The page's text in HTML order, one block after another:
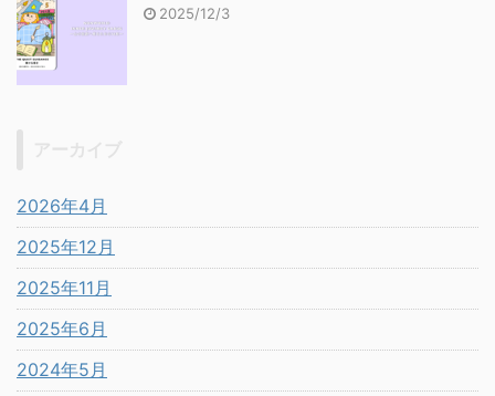
2025/12/3
2026年4月
2025年12月
2025年11月
2025年6月
2024年5月